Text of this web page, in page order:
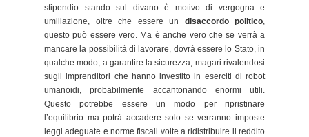
stipendio stando sul divano è motivo di vergogna e
umiliazione, oltre che essere un disaccordo politico,
questo può essere vero. Ma è anche vero che se verrà a
mancare la possibilità di lavorare, dovrà essere lo Stato, in
qualche modo, a garantire la sicurezza, magari rivalendosi
sugli imprenditori che hanno investito in eserciti di robot
umanoidi, probabilmente accantonando enormi utili.
Questo potrebbe essere un modo per ripristinare
l’equilibrio ma potrà accadere solo se verranno imposte
leggi adeguate e norme fiscali volte a ridistribuire il reddito